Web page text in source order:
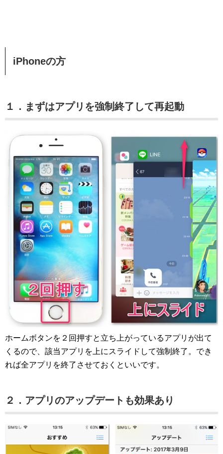
iPhoneの方
１．まずはアプリを強制終了して再起動
ホームボタンを２回押すと立ち上がっているアプリが出て
くるので、該当アプリを上にスライドして強制終了。でき
れば全アプリを終了させておくといいです。
２．アプリのアップデートも効果あり